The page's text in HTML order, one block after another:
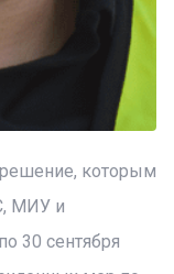
которым
МИУ и
30 сентября